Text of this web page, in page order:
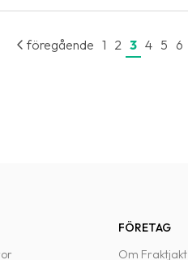
föregående 1 2 3 4 5 6
FÖRETAG
Om Fraktjakt